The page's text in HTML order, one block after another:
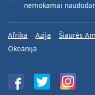
nemokamai
Afrika Azija Šiaurės
Okeanija